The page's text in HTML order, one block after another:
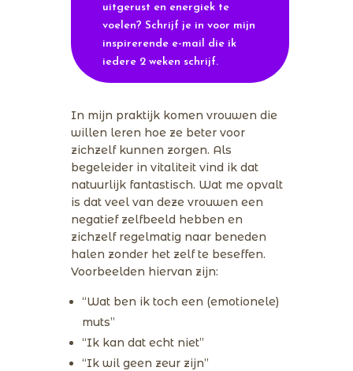
uitgerust en energiek te
voelen? Schrijf je in voor mijn
inspirerende e-mail die ik
iedere 2 weken schrijf.
In mijn praktijk komen vrouwen die
willen leren hoe ze beter voor
zichzelf kunnen zorgen. Als
begeleider in vitaliteit vind ik dat
natuurlijk fantastisch. Wat me opvalt
is dat veel van deze vrouwen een
negatief zelfbeeld hebben en
zichzelf regelmatig naar beneden
halen zonder het zelf te beseffen.
Voorbeelden hiervan zijn:
“Wat ben ik toch een (emotionele)
muts”
“Ik kan dat echt niet”
“Ik wil geen zeur zijn”